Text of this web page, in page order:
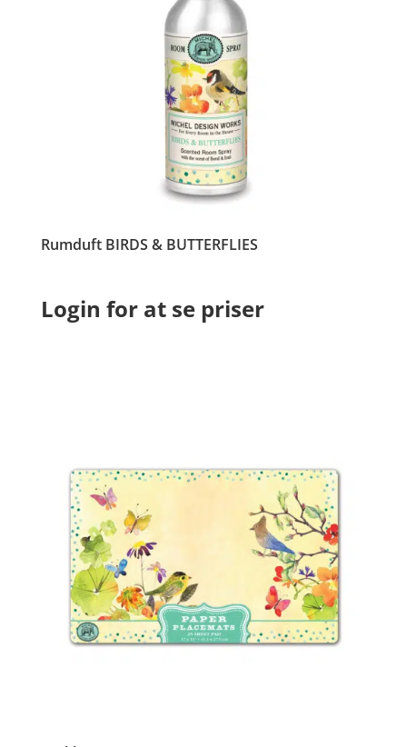
Rumduft BIRDS & BUTTERFLIES
Login for at se priser